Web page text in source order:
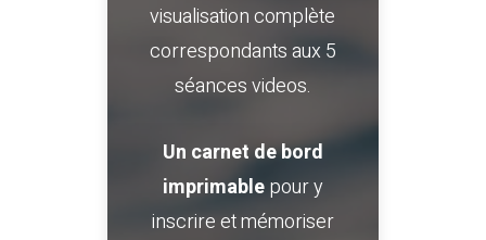
visualisation complète
correspondants aux 5
séances videos.
Un carnet de bord
imprimablepour y
inscrire et mémoriser